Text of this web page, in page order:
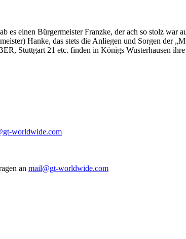
es einen Bürgermeister Franzke, der ach so stolz war
Hanke, das stets die Anliegen und Sorgen der
Stuttgart 21 etc. finden in Königs Wusterhausen
worldwide.com
an mail@gt-worldwide.com